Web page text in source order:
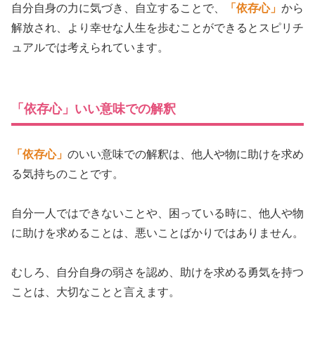
自分自身の力に気づき、自立することで、 「依存心」 から
解放され、より幸せな人生を歩むことができるとスピリチ
ュアルでは考えられています。
「依存心」いい意味での解釈
「依存心」 のいい意味での解釈は、他人や物に助けを求め
る気持ちのことです。
自分一人ではできないことや、困っている時に、他人や物
に助けを求めることは、悪いことばかりではありません。
むしろ、自分自身の弱さを認め、助けを求める勇気を持つ
ことは、大切なことと言えます。